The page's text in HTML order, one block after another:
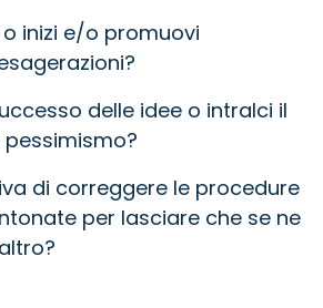
inizi e/o promuovi
delle idee o intralci il
di correggere le procedure
per lasciare che se ne